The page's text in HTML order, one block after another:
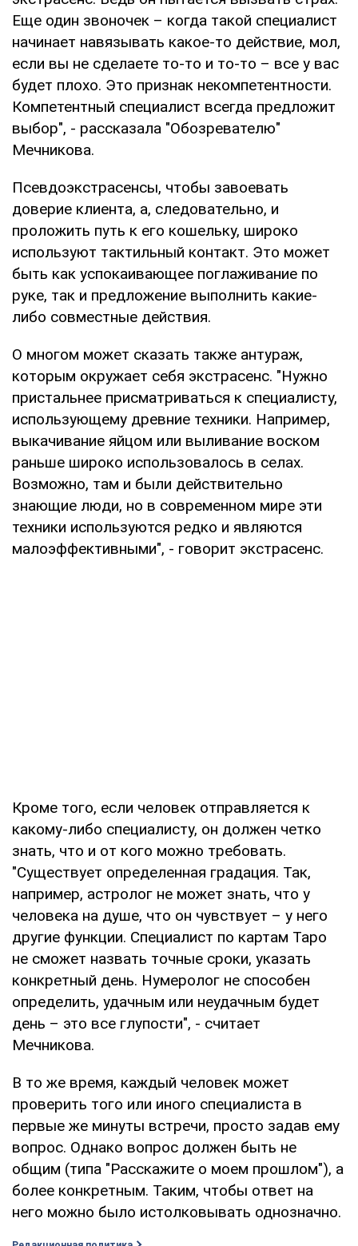
Еще один звоночек – когда такой специалист
начинает навязывать какое-то действие, мол,
если вы не сделаете то-то и то-то – все у вас
будет плохо. Это признак некомпетентности.
Компетентный специалист всегда предложит
выбор", - рассказала "Обозревателю"
Мечникова.
Псевдоэкстрасенсы, чтобы завоевать
доверие клиента, а, следовательно, и
проложить путь к его кошельку, широко
используют тактильный контакт. Это может
быть как успокаивающее поглаживание по
руке, так и предложение выполнить какие-
либо совместные действия.
О многом может сказать также антураж,
которым окружает себя экстрасенс. "Нужно
пристальнее присматриваться к специалисту,
использующему древние техники. Например,
выкачивание яйцом или выливание воском
раньше широко использовалось в селах.
Возможно, там и были действительно
знающие люди, но в современном мире эти
техники используются редко и являются
малоэффективными", - говорит экстрасенс.
Кроме того, если человек отправляется к
какому-либо специалисту, он должен четко
знать, что и от кого можно требовать.
"Существует определенная градация. Так,
например, астролог не может знать, что у
человека на душе, что он чувствует – у него
другие функции. Специалист по картам Таро
не сможет назвать точные сроки, указать
конкретный день. Нумеролог не способен
определить, удачным или неудачным будет
день – это все глупости", - считает
Мечникова.
В то же время, каждый человек может
проверить того или иного специалиста в
первые же минуты встречи, просто задав ему
вопрос. Однако вопрос должен быть не
общим (типа "Расскажите о моем прошлом"), а
более конкретным. Таким, чтобы ответ на
него можно было истолковывать однозначно.